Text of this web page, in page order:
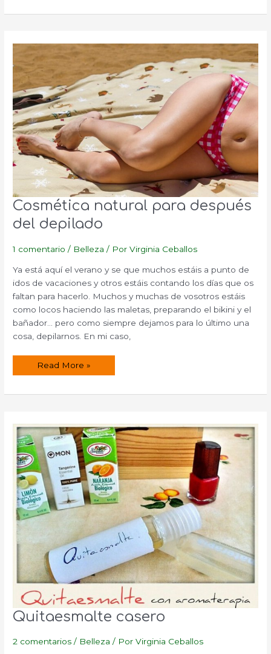
Pranarôm
Cosmética natural para después
del depilado
1 comentario / Belleza / PorVirginia Ceballos
Ya está aquí el verano y se que muchos estáis a punto de
idos de vacaciones y otros estáis contando los días que os
faltan para hacerlo. Muchos y muchas de vosotros estáis
como locos haciendo las maletas, preparando el bikini y el
bañador… pero como siempre dejamos para lo último una
cosa, depilarnos. En mi caso,
Cosmética
del
Read More »
Quitaesmalte casero
2 comentarios / Belleza / PorVirginia Ceballos